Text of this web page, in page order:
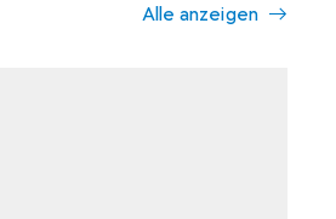
Alle anzeigen